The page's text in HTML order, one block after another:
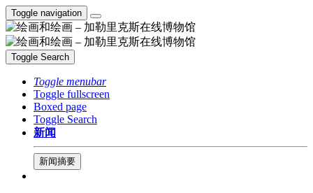
Toggle navigation
Toggle Search
Toggle menubar
Toggle fullscreen
Boxed page
Toggle Search
新闻
新闻摘要